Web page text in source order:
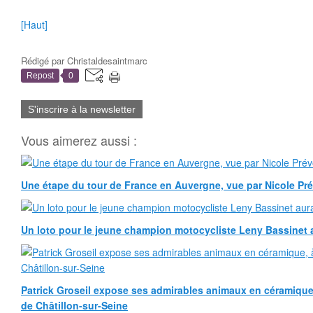
[Haut]
Rédigé parChristaldesaintmarc
Repost 0
S'inscrire à la newsletter
Vous aimerez aussi :
Une étape du tour de France en Auvergne, vue par Nicole
Un loto pour le jeune champion motocycliste Leny Bassinet
Patrick Groseil expose ses admirables animaux en
de Châtillon-sur-Seine